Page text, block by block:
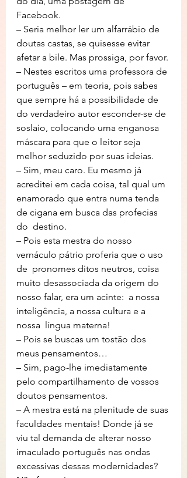
Facebook.
– Seria melhor ler um alfarrábio de
doutas castas, se quisesse evitar
afetar a bile. Mas prossiga, por favor.
– Nestes escritos uma professora de
português – em teoria, pois sabes
que sempre há a possibilidade de
do verdadeiro autor esconder-se de
soslaio, colocando uma enganosa
máscara para que o leitor seja
melhor seduzido por suas ideias.
– Sim, meu caro. Eu mesmo já
acreditei em cada coisa, tal qual um
enamorado que entra numa tenda
de cigana em busca das profecias
do  destino.
– Pois esta mestra do nosso
vernáculo pátrio proferia que o uso
de  pronomes ditos neutros, coisa
muito desassociada da origem do
nosso falar, era um acinte:  a nossa
inteligência, a nossa cultura e a
nossa  língua materna!
– Pois se buscas um tostão dos
meus pensamentos…
– Sim, pago-lhe imediatamente
pelo compartilhamento de vossos
doutos pensamentos.
– A mestra está na plenitude de suas
faculdades mentais! Donde já se
viu tal demanda de alterar nosso
imaculado português nas ondas
excessivas dessas modernidades?